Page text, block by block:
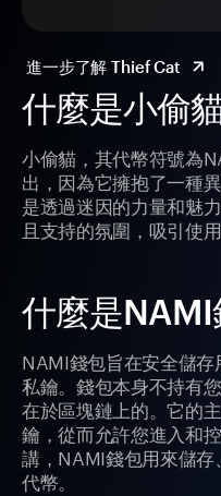
什麼是小偷
小偷貓，其代幣符號為
出，因為它擁抱了一種
是透過迷因的力量和魅
且支持的氛圍，吸引使用
什麼是NAMI
NAMI錢包旨在安全儲
私鑰。錢包本身不持有
在於區塊鏈上的。它的
鑰，從而允許您進入和
講，NAMI錢包用來儲
代幣。
進一步了解 Thief Cat